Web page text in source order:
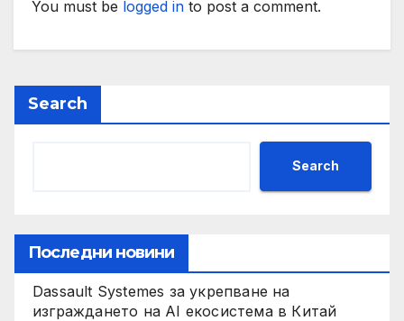
You must be logged in to post a comment.
Search
Search
Последни новини
Dassault Systemes за укрепване на
изграждането на AI екосистема в Китай